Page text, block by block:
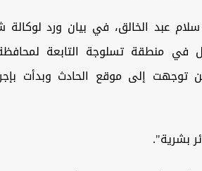
عبد الخالق، في بيان ورد
منطقة تسلوجة التابعة لمحافظة
توجهت إلى موقع الحادث وبدأت
بشرية".